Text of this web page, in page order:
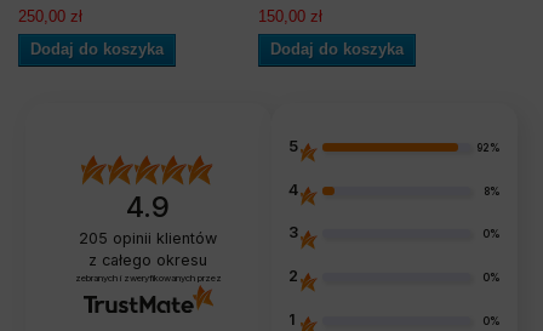
250,00 zł
Dodaj do koszyka
150,00 zł
Dodaj do koszyka
4.9
205 opinii klientów
z całego okresu
zebranych i zweryfikowanych przez
5 92%
4 8%
3 0%
2 0%
1 0%